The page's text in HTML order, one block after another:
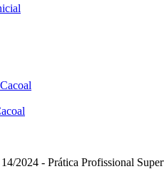
2024 - Prática Profissional